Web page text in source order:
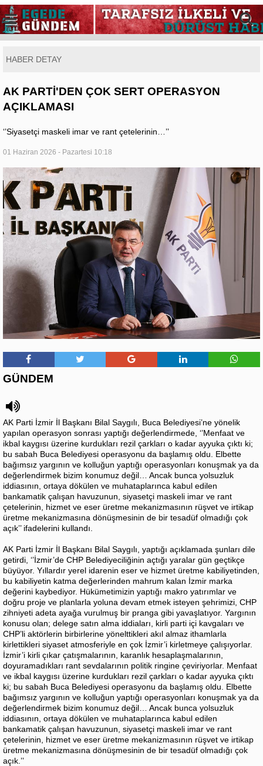
HABER DETAY
AK PARTİ'DEN ÇOK SERT OPERASYON
AÇIKLAMASI
‘’Siyasetçi maskeli imar ve rant çetelerinin…’’
01 Haziran 2026 - Pazartesi 10:18
GÜNDEM
AK Parti İzmir İl Başkanı Bilal Saygılı, Buca Belediyesi’ne yönelik
yapılan operasyon sonrası yaptığı değerlendirmede, ‘’Menfaat ve
ikbal kaygısı üzerine kurdukları rezil çarkları o kadar ayyuka çıktı ki;
bu sabah Buca Belediyesi operasyonu da başlamış oldu. Elbette
bağımsız yargının ve kolluğun yaptığı operasyonları konuşmak ya da
değerlendirmek bizim konumuz değil… Ancak bunca yolsuzluk
iddiasının, ortaya dökülen ve muhataplarınca kabul edilen
bankamatik çalışan havuzunun, siyasetçi maskeli imar ve rant
çetelerinin, hizmet ve eser üretme mekanizmasının rüşvet ve irtikap
üretme mekanizmasına dönüşmesinin de bir tesadüf olmadığı çok
açık’’ ifadelerini kullandı.
AK Parti İzmir İl Başkanı Bilal Saygılı, yaptığı açıklamada şunları dile
getirdi, ‘’İzmir’de CHP Belediyeciliğinin açtığı yaralar gün geçtikçe
büyüyor. Yıllardır yerel idarenin eser ve hizmet üretme kabiliyetinden,
bu kabiliyetin katma değerlerinden mahrum kalan İzmir marka
değerini kaybediyor. Hükümetimizin yaptığı makro yatırımlar ve
doğru proje ve planlarla yoluna devam etmek isteyen şehrimizi, CHP
zihniyeti adeta ayağa vurulmuş bir pranga gibi yavaşlatıyor. Yargının
konusu olan; delege satın alma iddiaları, kirli parti içi kavgaları ve
CHP’li aktörlerin birbirlerine yönelttikleri akıl almaz ithamlarla
kirlettikleri siyaset atmosferiyle en çok İzmir’i kirletmeye çalışıyorlar.
İzmir’i kirli çıkar çatışmalarının, karanlık hesaplaşmalarının,
doyuramadıkları rant sevdalarının politik ringine çeviriyorlar. Menfaat
ve ikbal kaygısı üzerine kurdukları rezil çarkları o kadar ayyuka çıktı
ki; bu sabah Buca Belediyesi operasyonu da başlamış oldu. Elbette
bağımsız yargının ve kolluğun yaptığı operasyonları konuşmak ya da
değerlendirmek bizim konumuz değil… Ancak bunca yolsuzluk
iddiasının, ortaya dökülen ve muhataplarınca kabul edilen
bankamatik çalışan havuzunun, siyasetçi maskeli imar ve rant
çetelerinin, hizmet ve eser üretme mekanizmasının rüşvet ve irtikap
üretme mekanizmasına dönüşmesinin de bir tesadüf olmadığı çok
açık.’’